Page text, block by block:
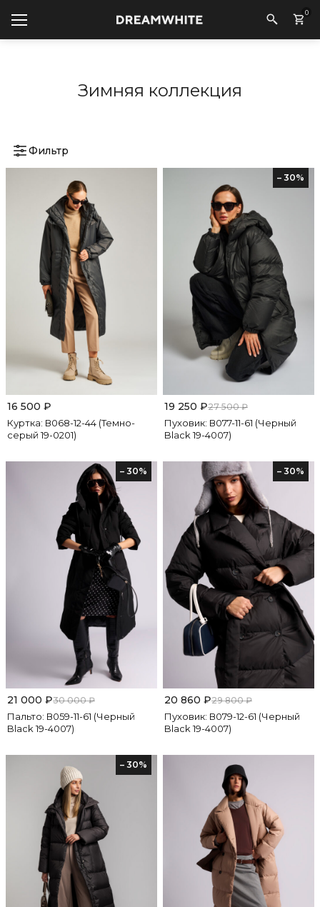
0
Зимняя коллекция
Фильтр
Куртка: В068-12-44 (Темно-
серый 19-0201)
16 500 ₽
Пуховик: В077-11-61 (Черный
Black 19-4007)
– 30%
19 250 ₽27 500₽
Пальто: В059-11-61 (Черный
Black 19-4007)
– 30%
21 000 ₽30 000₽
Пуховик: В079-12-61 (Черный
Black 19-4007)
– 30%
20 860 ₽29 800₽
– 30%